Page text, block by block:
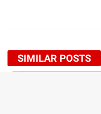
SIMILAR POSTS